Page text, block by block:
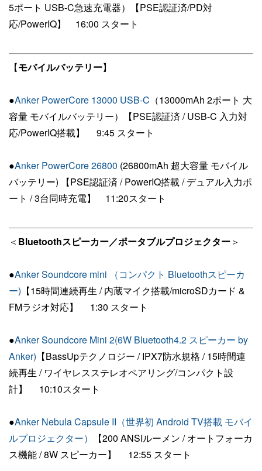
5ポート USB-C急速充電器）【PSE認証済/PD対
応/PowerIQ】 16:00 スタート
【モバイルバッテリー】
●Anker PowerCore 13000 USB-C （13000mAh 2ポート 大
容量 モバイルバッテリー）【PSE認証済 / USB-C 入力対
応/PowerIQ搭載】 9:45 スタート
●Anker PowerCore 26800 (26800mAh 超大容量 モバイル
バッテリー) 【PSE認証済 / PowerIQ搭載 / デュアル入力ポ
ート / 3台同時充電】 11:20スタート
＜ Bluetoothスピーカー／ポータブルプロジェクター＞
●Anker Soundcore mini （コンパクト Bluetoothスピーカ
ー) 【15時間連続再生 / 内蔵マイク搭載/microSDカード &
FMラジオ対応】 1:30 スタート
●Anker Soundcore Mini 2(6W Bluetooth4.2 スピーカー by
Anker) 【BassUpテクノロジー / IPX7防水規格 / 15時間連
続再生 / ワイヤレスステレオペアリング/コンパクト設
計】 10:10スタート
●Anker Nebula Capsule II（世界初 Android TV搭載 モバイ
ルプロジェクター）
【200 ANSIルーメン / オートフォーカ
ス機能 / 8W スピーカー】 12:55 スタート